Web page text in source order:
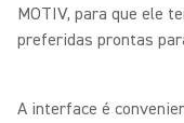
MOTIV, para que ele
preferidas prontas
A interface é